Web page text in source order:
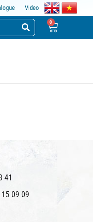
Video
41
15 09 09